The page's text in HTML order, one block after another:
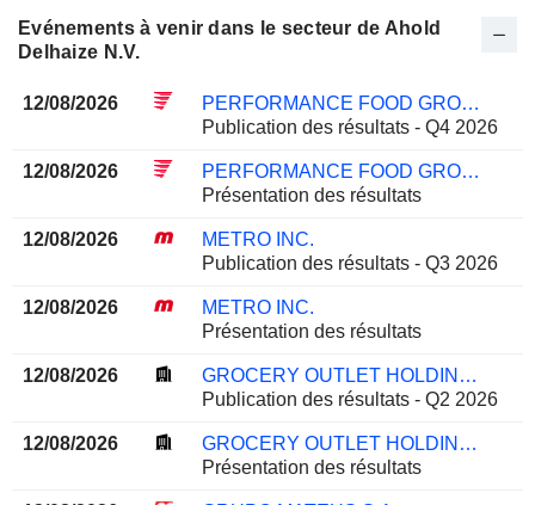
Evénements à venir dans le secteur de Ahold
Delhaize N.V.
12/08/2026
PERFORMANCE FOOD GROUP COMPANY
Publication des résultats - Q4 2026
12/08/2026
PERFORMANCE FOOD GROUP COMPANY
Présentation des résultats
12/08/2026
METRO INC.
Publication des résultats - Q3 2026
12/08/2026
METRO INC.
Présentation des résultats
12/08/2026
GROCERY OUTLET HOLDING CORP.
Publication des résultats - Q2 2026
12/08/2026
GROCERY OUTLET HOLDING CORP.
Présentation des résultats